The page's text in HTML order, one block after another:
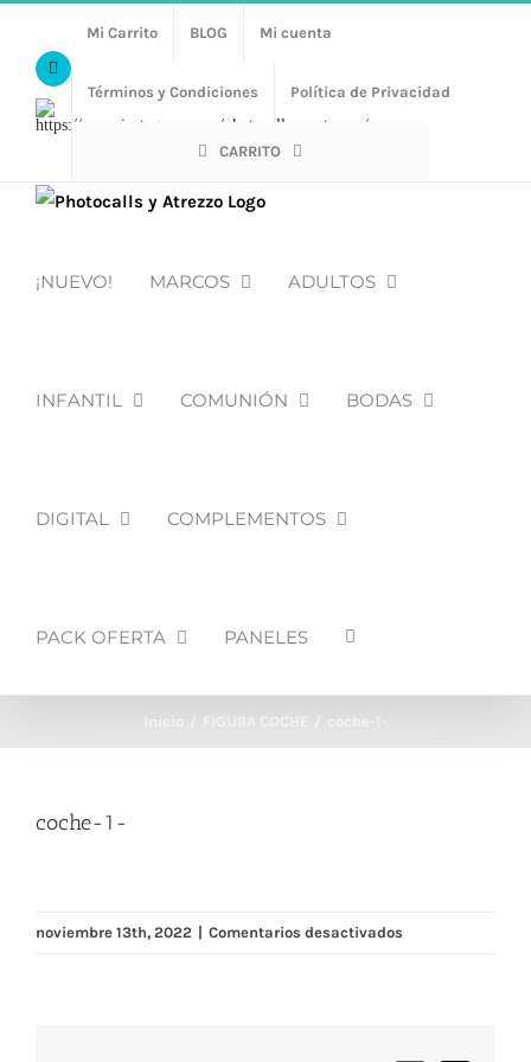
contenidoFacebook
Https://www.instagram.com/photocalls_y_atrezzo/
Mi Carrito BLOG Mi cuenta
Términos y Condiciones Política de Privacidad
CARRITO
¡NUEVO! MARCOS ADULTOS
INFANTIL COMUNIÓN BODAS
DIGITAL COMPLEMENTOS
PACK OFERTA PANELES
Inicio FIGURA COCHE coche-1-
coche-1-
noviembre 13th, 2022 | Comentarios desactivados